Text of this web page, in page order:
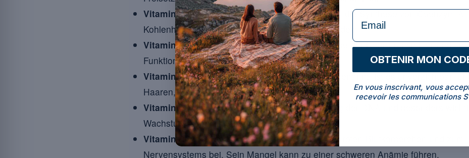
Vitamin B5 (Pantothensäure): entscheidend für die Synthese von Coenzym A,
Kohlenhydrate und Proteine in Energie umzuwandeln.
Vitamin B6 (Pyridoxin): beteiligt an der Synthese der Neurotransmitter und am
Funktionieren des Nervensystems.
Vitamin B7 (Biotin): oft « Schönheitsvitamin » genannt, ist es unverzichtbar für
Haaren, Nägeln und Haut.
Vitamin B9 (Folat): unverzichtbar für die Bildung der DNA und besonders
Wachstums wie der Schwangerschaft.
Vitamin B12 (Cobalamin): trägt zur Bildung der roten Blutkörperchen und zum
Nervensystems bei. Sein Mangel kann zu einer schweren Anämie führen.
formulaire Email
OBTENIR MON
En vous inscrivant, vous
recevoir les communications